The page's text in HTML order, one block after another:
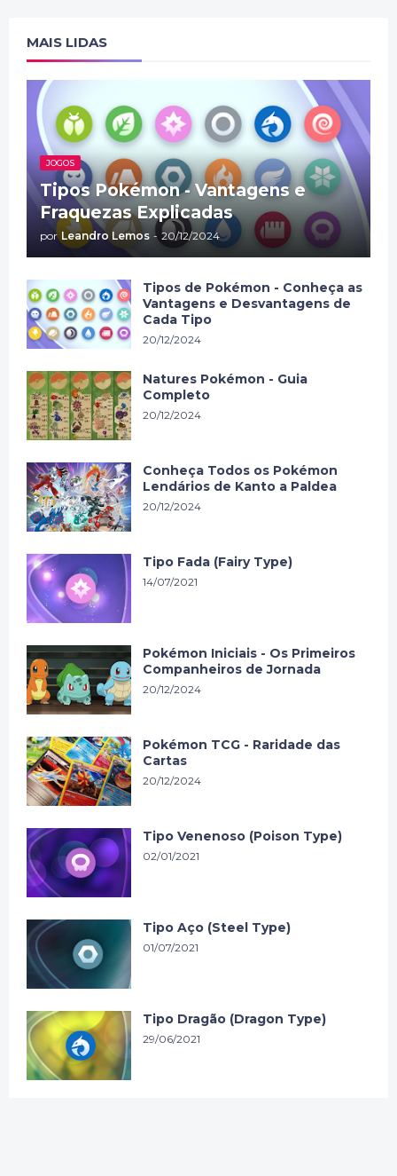
MAIS LIDAS
JOGOS
Tipos Pokémon - Vantagens e
Fraquezas Explicadas
por Leandro Lemos - 20/12/2024
Tipos de Pokémon - Conheça as
Vantagens e Desvantagens de
Cada Tipo
20/12/2024
Natures Pokémon - Guia
Completo
20/12/2024
Conheça Todos os Pokémon
Lendários de Kanto a Paldea
20/12/2024
Tipo Fada (Fairy Type)
14/07/2021
Pokémon Iniciais - Os Primeiros
Companheiros de Jornada
20/12/2024
Pokémon TCG - Raridade das
Cartas
20/12/2024
Tipo Venenoso (Poison Type)
02/01/2021
Tipo Aço (Steel Type)
01/07/2021
Tipo Dragão (Dragon Type)
29/06/2021